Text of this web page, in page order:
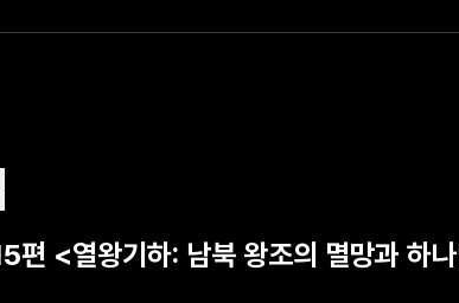
편 <열왕기하: 남북 왕조의 멸망과 하